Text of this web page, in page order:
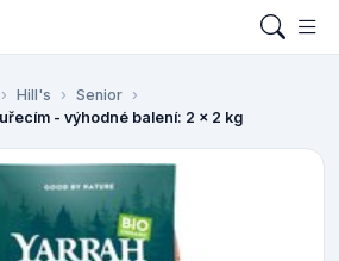
Hill's
Senior
- výhodné balení: 2 x 2 kg